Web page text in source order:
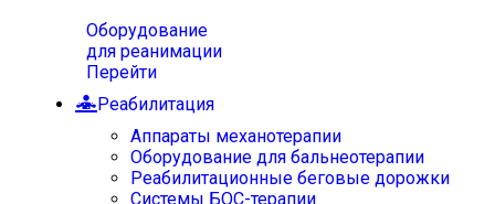
Оборудование
для реанимации
Перейти
Реабилитация
Аппараты механотерапии
Оборудование для бальнеотерапии
Реабилитационные беговые дорожки
Системы БОС-терапии